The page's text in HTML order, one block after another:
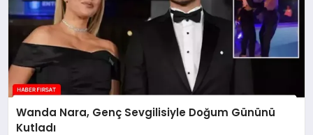
Wanda Nara, Genç Sevgilisiyle Doğum Gününü
Kutladı